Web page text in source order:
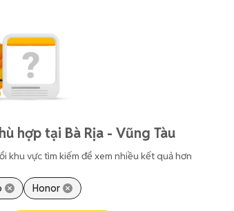
hợp tại Bà Rịa - Vũng Tàu
khu vực tìm kiếm để xem nhiều kết quả hơn
Honor